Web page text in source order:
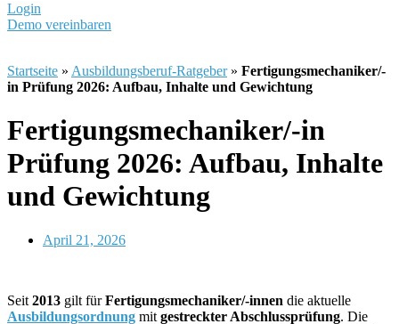
Login
Demo vereinbaren
Startseite » Ausbildungsberuf-Ratgeber» Fertigungsmechaniker/-
in Prüfung 2026: Aufbau, Inhalte und Gewichtung
Fertigungsmechaniker/-in
Prüfung 2026: Aufbau, Inhalte
und Gewichtung
April 21, 2026
Seit 2013 gilt fürFertigungsmechaniker/-innen die aktuelle
Ausbildungsordnung mit gestreckter Abschlussprüfung. Die